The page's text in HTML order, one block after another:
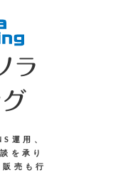
ラ
運用、
を承り
売も行